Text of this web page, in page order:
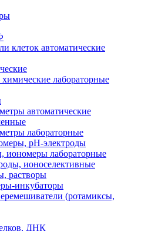
клеток автоматические
лабораторные
автоматические
лабораторные
рН-электроды
иономеры лабораторные
ионоселективные
растворы
инкубаторы
(ротамиксы,
ДНК